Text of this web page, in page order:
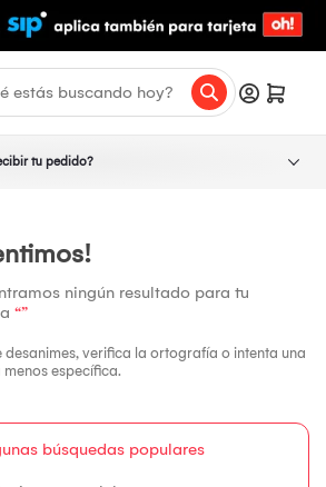
tu pedido?
ningún resultado para tu
“”
desanimes, verifica la ortografía o intenta una
menos específica.
búsquedas populares